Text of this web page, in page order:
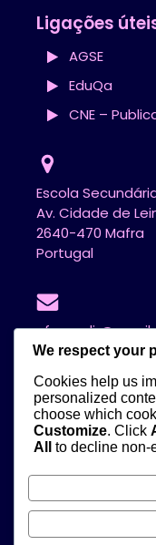
Ligações
AGSE
EduQa
CNE –
Escola
Av. Cidade de
2640-470 Mafra
Portugal
+963 698 362
+261 819 551
Redes Sociais
We respect your
Cookies help us
personalized
choose which
Customize. Click
All
to decline non-